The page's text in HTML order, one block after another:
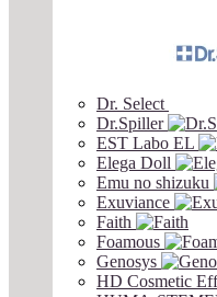
Dr. Select
Dr.Spiller
EST Labo EL
Elega Doll
Emu no shizuku
Exuviance
Faith
Foamous
Genosys
HD Cosmetic